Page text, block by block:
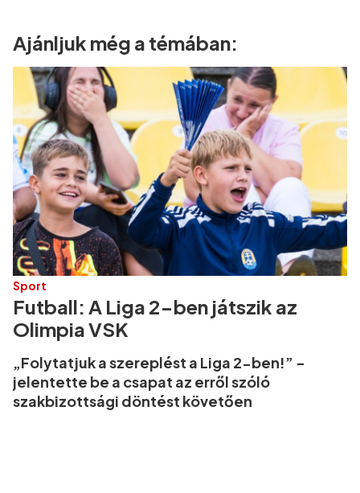
Ajánljuk még a témában:
Sport
Futball: A Liga 2-ben játszik az
Olimpia VSK
„Folytatjuk a szereplést a Liga 2-ben!” -
jelentette be a csapat az erről szóló
szakbizottsági döntést követően